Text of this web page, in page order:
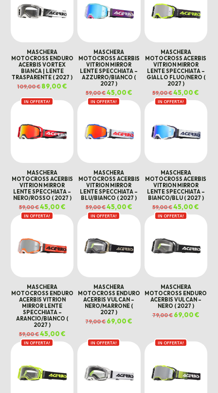
MASCHERA
MOTOCROSS ENDURO
ACERBIS VORTEX
BIANCA | LENTE
TRASPARENTE ( 2027 )
109,00€Il
prezzo
era:
109,00 €.
89,00€
prezzo
attuale
89,00 €.
MASCHERA
MOTOCROSS ACERBIS
VITRION MIRROR
LENTE SPECCHIATA –
AZZURRO/BIANCO (
2027 )
59,00€Il
prezzo
originale
era:
45,00€Il
prezzo
attuale
45,00 €.
MASCHERA
MOTOCROSS ACERBIS
VITRION MIRROR
LENTE SPECCHIATA –
GIALLO FLUO/NERO (
2027 )
59,00€Il
prezzo
originale
era:
45,00€
45,00
IN OFFERTA!
MASCHERA
MOTOCROSS ACERBIS
VITRION MIRROR
LENTE SPECCHIATA –
NERO/ROSSO ( 2027 )
59,00€Il
prezzo
originale
era:
45,00€Il
prezzo
attuale
45,00 €.
IN OFFERTA!
MASCHERA
MOTOCROSS ACERBIS
VITRION MIRROR
LENTE SPECCHIATA –
BLU/BIANCO ( 2027 )
59,00€Il
prezzo
originale
era:
45,00€Il
prezzo
attuale
45,00 €.
IN OFFERTA!
MASCHERA
MOTOCROSS ACERBIS
VITRION MIRROR
LENTE SPECCHIATA –
BIANCO/BLU ( 2027 )
59,00€Il
prezzo
originale
era:
45,00€
45,00
IN OFFERTA!
MASCHERA
MOTOCROSS ENDURO
ACERBIS VITRION
MIRROR LENTE
SPECCHIATA –
ARANCIO/BIANCO (
2027 )
59,00€Il
prezzo
originale
era:
45,00€Il
prezzo
attuale
45,00 €.
IN OFFERTA!
MASCHERA
MOTOCROSS ENDURO
ACERBIS VULCAN –
NERO/MARRONE (
2027 )
79,00€Il
prezzo
79,00 €.
69,00€
69,00 €.
IN OFFERTA!
MASCHERA
MOTOCROSS ENDURO
ACERBIS VULCAN –
NERO ( 2027 )
79,00€ Il
prezzo
69,00€Il
IN OFFERTA! IN OFFERTA! IN OFFERTA!